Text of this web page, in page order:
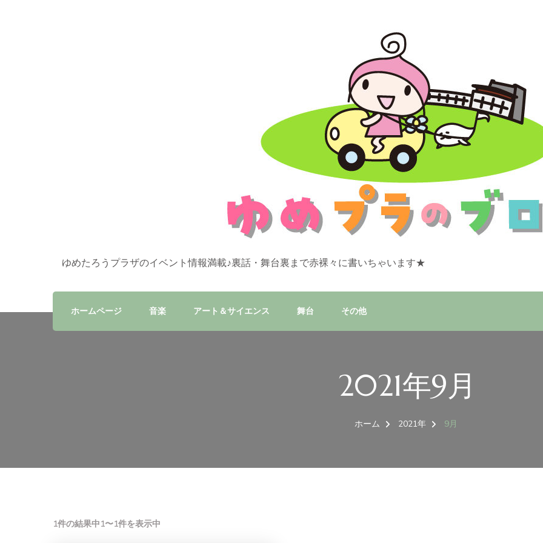
ゆめたろうプラザのイベント情報満載♪裏話・舞台裏まで赤裸々に書いちゃいます★
ホームページ 音楽 アート＆サイエンス 舞台 その他
2021年9月
ホーム 2021年 9月
1件の結果中1〜1件を表示中